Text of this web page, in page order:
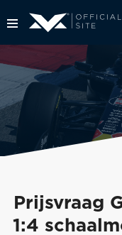
Prijsvraag
1:4